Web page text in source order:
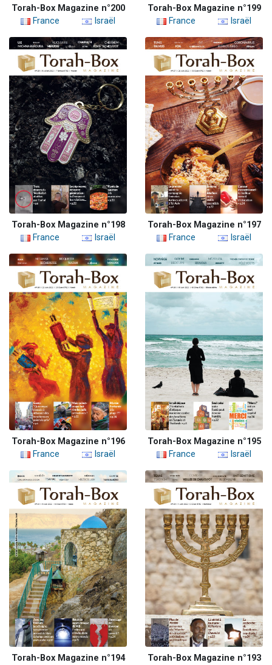
Torah-Box Magazine n°200
France
Israël
Torah-Box Magazine n°199
France
Israël
Torah-Box Magazine n°198
France
Israël
Torah-Box Magazine n°197
France
Israël
Torah-Box Magazine n°196
France
Israël
Torah-Box Magazine n°195
France
Israël
Torah-Box Magazine n°194
Torah-Box Magazine n°193